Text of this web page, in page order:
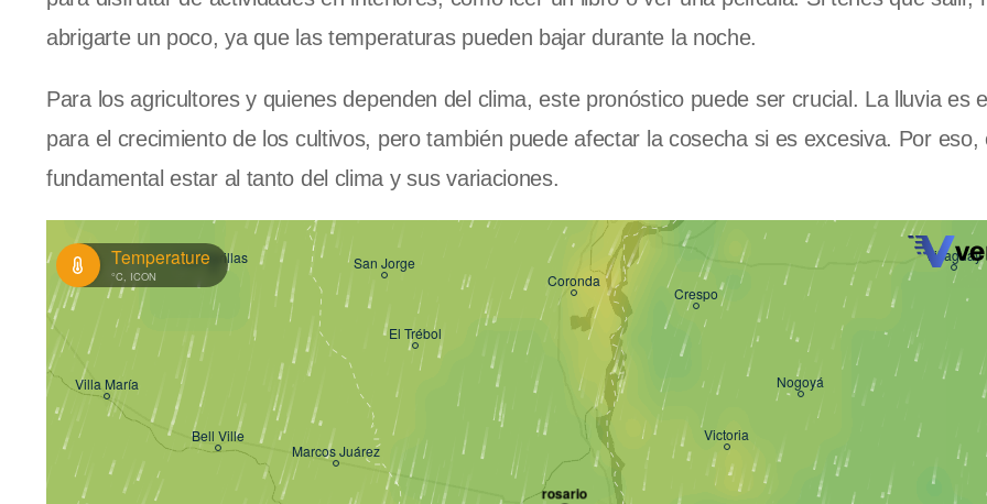
abrigarte un poco, ya que las temperaturas pueden bajar durante la noche.
Para los agricultores y quienes dependen del clima, este pronóstico puede ser crucial. La lluvia es
para el crecimiento de los cultivos, pero también puede afectar la cosecha si es excesiva. Por eso,
fundamental estar al tanto del clima y sus variaciones.